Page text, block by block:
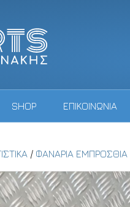
SHOP ΕΠΙΚΟΙΝΩΝΙΑ
/ ΦΑΝΑΡΙΑ ΕΜΠΡΟΣΘΙΑ